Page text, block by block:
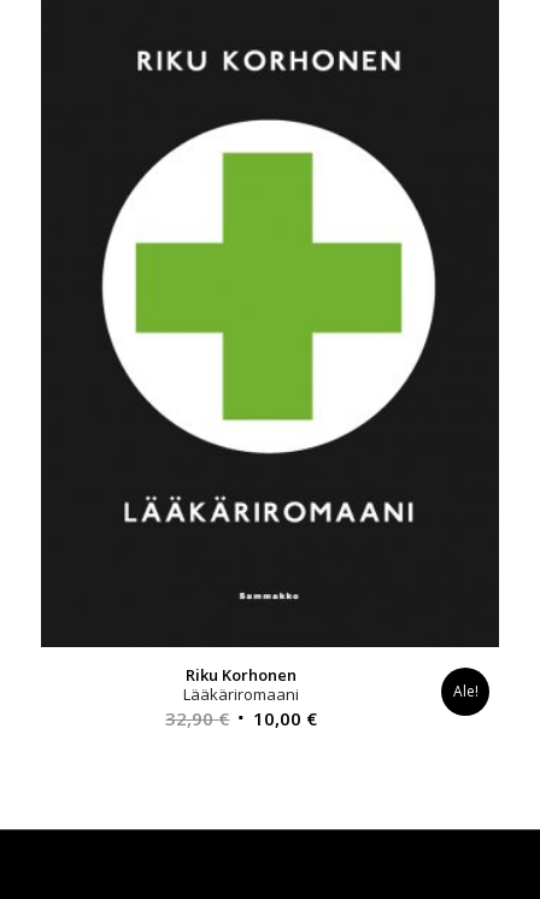
Riku Korhonen
Lääkäriromaani
32,90€ Alkuperäinen
10,00 €Nykyinen
Ale!